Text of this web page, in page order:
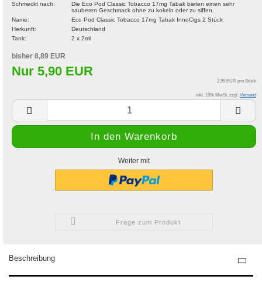
Schmeckt nach:
Die Eco Pod Classic Tobacco 17mg Tabak bieten einen sehr
sauberen Geschmack ohne zu kokeln oder zu siffen.
Name:
Eco Pod Classic Tobacco 17mg Tabak InnoCigs 2 Stück
Herkunft:
Deutschland
Tank:
2 x 2ml
bisher 8,89 EUR
Nur 5,90 EUR
2,95 EUR pro Stück
inkl. 19% MwSt. zzgl. Versand
Weiter mit
Frage zum Produkt
Beschreibung